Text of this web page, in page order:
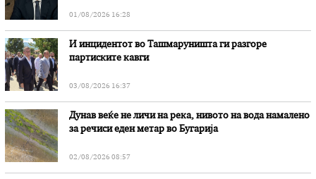
01/08/2026 16:28
И инцидентот во Ташмаруништa ги разгоре
партиските кавги
03/08/2026 16:37
Дунав веќе не личи на река, нивото на вода намалено
за речиси еден метар во Бугарија
02/08/2026 08:57